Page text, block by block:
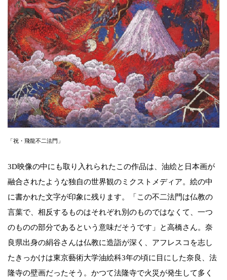
「祝・飛龍不二法門」
3D映像の中にも取り入れられたこの作品は、油絵と日本画が
融合されたような独自の世界観のミクストメディア。絵の中
に書かれた文字が印象に残ります。「この不二法門は仏教の
言葉で、相反するものはそれぞれ別のものではなくて、一つ
のものの部分であるという意味だそうです」と高橋さん。奈
良県出身の絹谷さんは仏教に造詣が深く、アフレスコを志し
たきっかけは東京藝術大学油絵科3年の頃に目にした奈良、法
隆寺の壁画だったそう。かつて法隆寺で火災が発生して多く